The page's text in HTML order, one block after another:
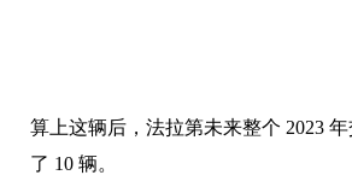
算上这辆后，法拉第未来整个 2023
了 10 辆。